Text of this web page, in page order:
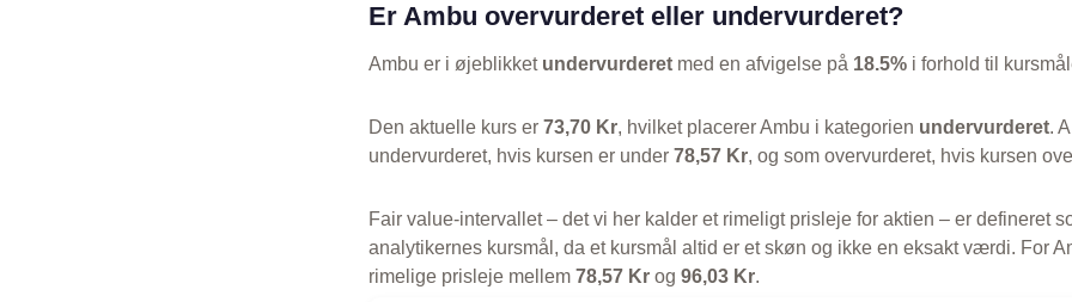
Er Ambu overvurderet eller undervurderet?
Ambu er i øjeblikket undervurderet med en afvigelse på 18.5% i forhold til
Den aktuelle kurs er 73,70 Kr, hvilket placerer Ambu i kategorien undervurderet.
undervurderet, hvis kursen er under 78,57 Kr, og som overvurderet, hvis kursen
Fair value-intervallet – det vi her kalder et rimeligt prisleje for aktien – er defineret
analytikernes kursmål, da et kursmål altid er et skøn og ikke en eksakt værdi. For
rimelige prisleje mellem 78,57 Kr og 96,03 Kr.